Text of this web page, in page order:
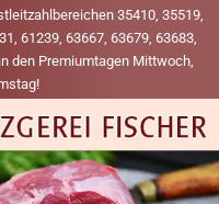
35410, 35519,
61239, 63667, 63679, 63683,
den Premiumtagen Mittwoch,